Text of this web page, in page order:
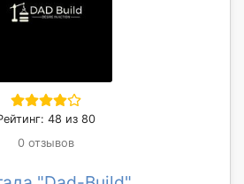
48 из 80
0 отзывов